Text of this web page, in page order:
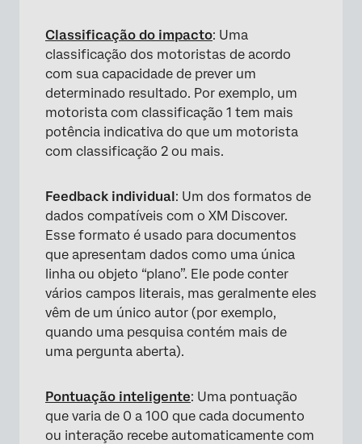
Classificação do impacto: Uma
classificação dos motoristas de acordo
com sua capacidade de prever um
determinado resultado. Por exemplo, um
motorista com classificação 1 tem mais
potência indicativa do que um motorista
com classificação 2 ou mais.
Feedback individual: Um dos formatos de
dados compatíveis com o XM Discover.
Esse formato é usado para documentos
que apresentam dados como uma única
linha ou objeto “plano”. Ele pode conter
vários campos literais, mas geralmente eles
vêm de um único autor (por exemplo,
quando uma pesquisa contém mais de
uma pergunta aberta).
Pontuação inteligente: Uma pontuação
que varia de 0 a 100 que cada documento
ou interação recebe automaticamente com